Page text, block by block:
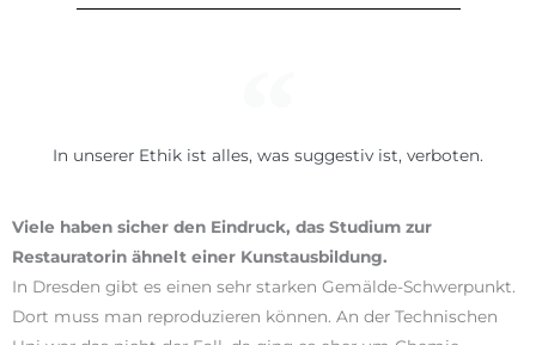
In unserer Ethik ist alles, was suggestiv ist, verboten.
Viele haben sicher den Eindruck, das Studium zur
Restauratorin ähnelt einer Kunstausbildung.
In Dresden gibt es einen sehr starken Gemälde-Schwerpunkt.
Dort muss man reproduzieren können. An der Technischen